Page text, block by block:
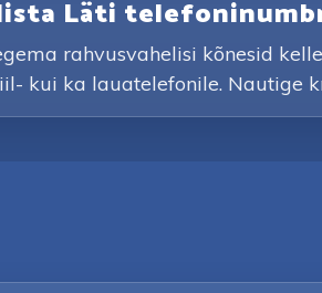
Läti
rahvusvahelisi kõnesid
kui ka lauatelefonile. Nautige